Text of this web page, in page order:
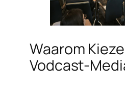
Waarom
Vodcast-